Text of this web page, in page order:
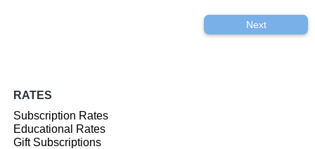
Next
RATES
Subscription Rates
Educational Rates
Gift Subscriptions